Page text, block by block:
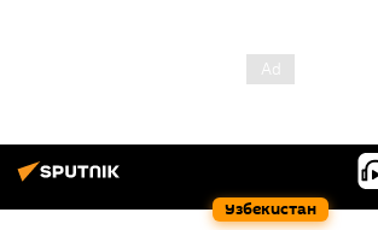
Узбекистан